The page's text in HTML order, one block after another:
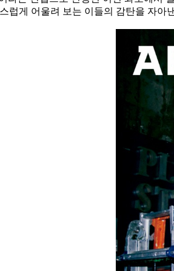
럽게 어울려 보는 이들의 감탄을 자아